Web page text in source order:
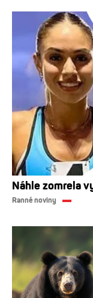
Náhle zomrela
Ranné noviny